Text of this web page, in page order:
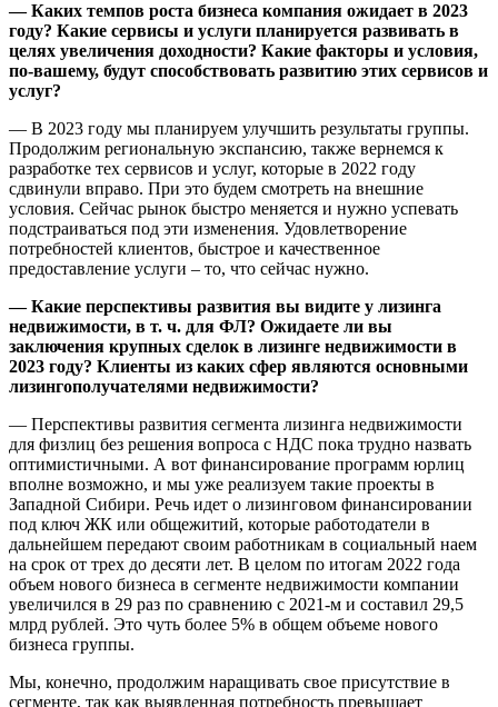
— Каких темпов роста бизнеса компания ожидает в 2023
году? Какие сервисы и услуги планируется развивать в
целях увеличения доходности? Какие факторы и условия,
по-вашему, будут способствовать развитию этих сервисов и
услуг?
— В 2023 году мы планируем улучшить результаты группы.
Продолжим региональную экспансию, также вернемся к
разработке тех сервисов и услуг, которые в 2022 году
сдвинули вправо. При это будем смотреть на внешние
условия. Сейчас рынок быстро меняется и нужно успевать
подстраиваться под эти изменения. Удовлетворение
потребностей клиентов, быстрое и качественное
предоставление услуги – то, что сейчас нужно.
— Какие перспективы развития вы видите у лизинга
недвижимости, в т. ч. для ФЛ? Ожидаете ли вы
заключения крупных сделок в лизинге недвижимости в
2023 году? Клиенты из каких сфер являются основными
лизингополучателями недвижимости?
— Перспективы развития сегмента лизинга недвижимости
для физлиц без решения вопроса с НДС пока трудно назвать
оптимистичными. А вот финансирование программ юрлиц
вполне возможно, и мы уже реализуем такие проекты в
Западной Сибири. Речь идет о лизинговом финансировании
под ключ ЖК или общежитий, которые работодатели в
дальнейшем передают своим работникам в социальный наем
на срок от трех до десяти лет. В целом по итогам 2022 года
объем нового бизнеса в сегменте недвижимости компании
увеличился в 29 раз по сравнению с 2021-м и составил 29,5
млрд рублей. Это чуть более 5% в общем объеме нового
бизнеса группы.
Мы, конечно, продолжим наращивать свое присутствие в
сегменте, так как выявленная потребность превышает